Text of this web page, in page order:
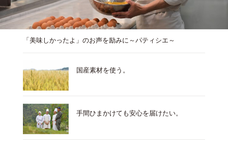
「美味しかったよ」のお声を励みに～パティシエ～
国産素材を使う。
手間ひまかけても安心を届けたい。